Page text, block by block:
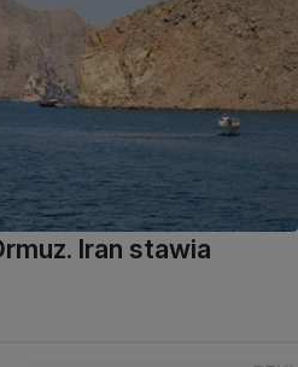
Iran stawia